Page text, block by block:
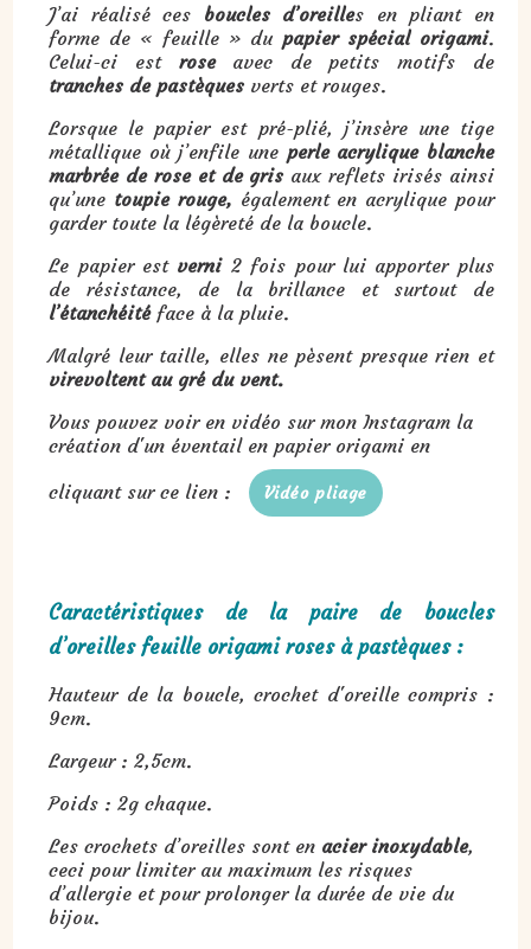
J’ai réalisé ces boucles d’oreilles en pliant en
forme de « feuille » du papier spécial origami.
Celui-ci est roseavec de petits motifs de
tranches de pastèques verts et rouges.
Lorsque le papier est pré-plié, j’insère une tige
métallique où j’enfile une perle acrylique blanche
marbrée de rose et de gris aux reflets irisés ainsi
qu’une toupie rouge, également en acrylique pour
garder toute la légèreté de la boucle.
Le papier est verni2 fois pour lui apporter plus
de résistance, de la brillance et surtout de
l’étanchéitéface à la pluie.
Malgré leur taille, elles ne pèsent presque rien et
virevoltent au gré du vent.
Vous pouvez voir en vidéo sur mon Instagram la
création d'un éventail en papier origami en
cliquant sur ce lien :
Vidéo pliage
Caractéristiques de la paire de boucles
d’oreilles feuille origami roses à pastèques :
Hauteur de la boucle, crochet d'oreille compris :
9cm.
Largeur : 2,5cm.
Poids : 2g chaque.
Les crochets d’oreilles sont en acier inoxydable,
ceci pour limiter au maximum les risques
d’allergie et pour prolonger la durée de vie du
bijou.